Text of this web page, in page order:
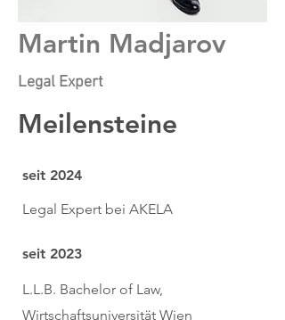
Martin Madjarov
Legal Expert
Meilensteine
seit 2024
Legal Expert bei AKELA
seit 2023
L.L.B. Bachelor of Law,
Wirtschaftsuniversität Wien